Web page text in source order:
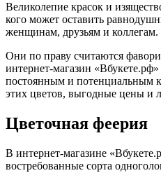
Великолепие красок и
кого может оставить
женщинам, друзьям и коллегам.
Они по праву считаются
интернет-магазин
постоянным и потенциальным
этих цветов, выгодные цены и
Цветочная феерия
В интернет-магазине
востребованные сорта